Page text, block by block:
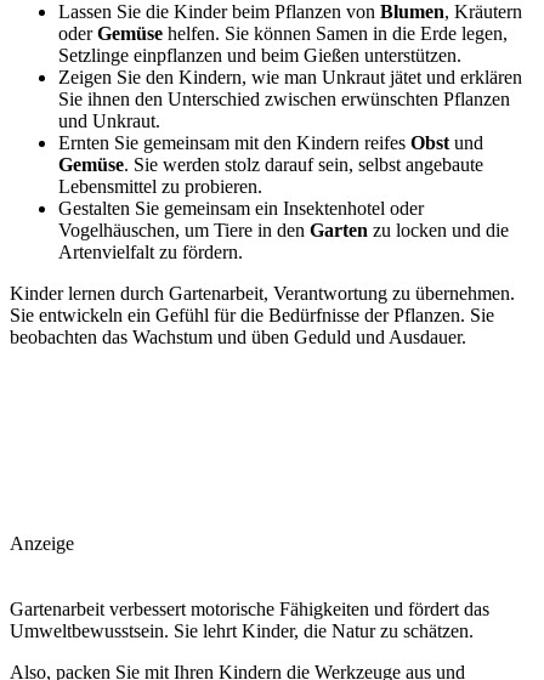
Lassen Sie die Kinder beim Pflanzen von Blumen, Kräutern
oderGemüse helfen. Sie können Samen in die Erde legen,
Setzlinge einpflanzen und beim Gießen unterstützen.
Zeigen Sie den Kindern, wie man Unkraut jätet und erklären
Sie ihnen den Unterschied zwischen erwünschten Pflanzen
und Unkraut.
Ernten Sie gemeinsam mit den Kindern reifes Obst und
Gemüse. Sie werden stolz darauf sein, selbst angebaute
Lebensmittel zu probieren.
Gestalten Sie gemeinsam ein Insektenhotel oder
Vogelhäuschen, um Tiere in den Garten zu locken und die
Artenvielfalt zu fördern.
Kinder lernen durch Gartenarbeit, Verantwortung zu übernehmen.
Sie entwickeln ein Gefühl für die Bedürfnisse der Pflanzen. Sie
beobachten das Wachstum und üben Geduld und Ausdauer.
Anzeige
Gartenarbeit verbessert motorische Fähigkeiten und fördert das
Umweltbewusstsein. Sie lehrt Kinder, die Natur zu schätzen.
Also, packen Sie mit Ihren Kindern die Werkzeuge aus und